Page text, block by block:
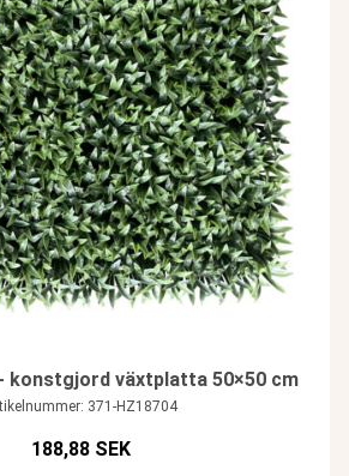
konstgjord växtplatta 50×50 cm
371-HZ18704
188,88 SEK